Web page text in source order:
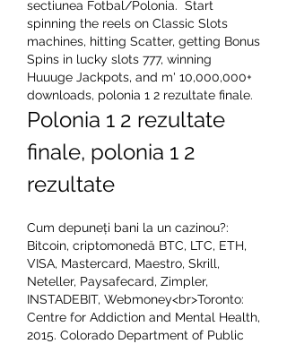
sectiunea Fotbal/Polonia.  Start
spinning the reels on Classic Slots
machines, hitting Scatter, getting Bonus
Spins in lucky slots 777, winning
Huuuge Jackpots, and m' 10,000,000+
downloads, polonia 1 2 rezultate finale.
Polonia 1 2 rezultate
finale, polonia 1 2
rezultate
Cum depuneți bani la un cazinou?:
Bitcoin, criptomonedă BTC, LTC, ETH,
VISA, Mastercard, Maestro, Skrill,
Neteller, Paysafecard, Zimpler,
INSTADEBIT, Webmoney<br>Toronto:
Centre for Addiction and Mental Health,
2015. Colorado Department of Public